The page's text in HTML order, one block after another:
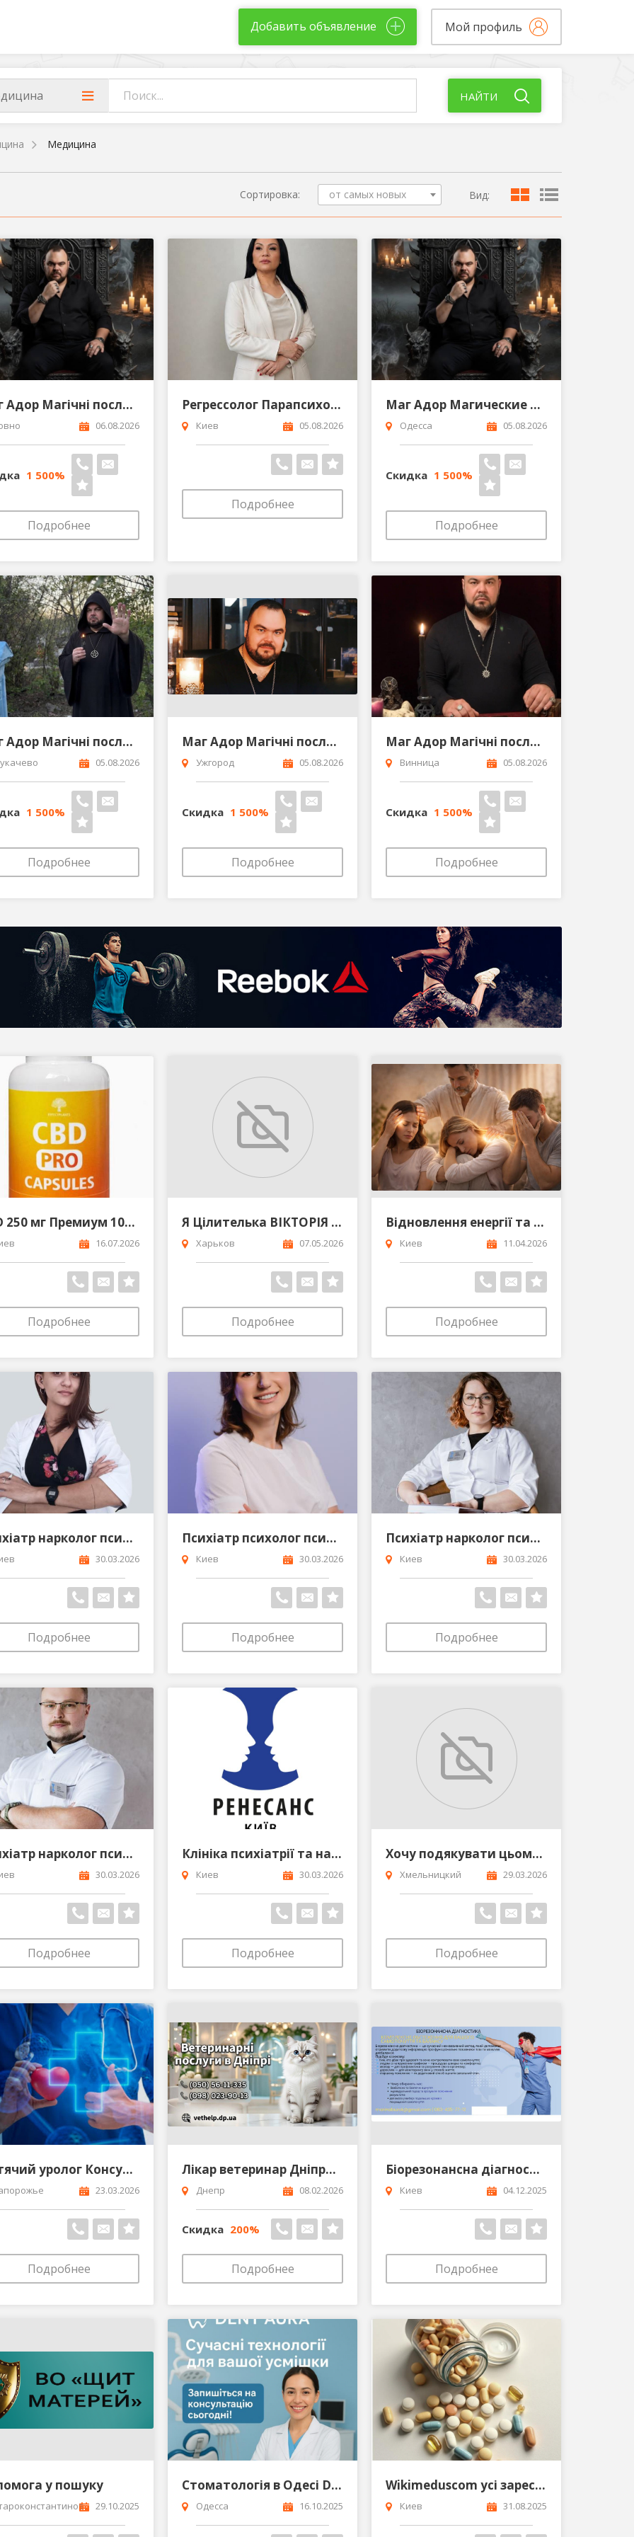
Добавить объявление Мой профиль
НАЙТИ
Медицина
Сортировка: от самых новых Вид:
Маг Адор Магічні послуги Сергія Кобзаря Рівне
06.08.2026
1 500%
Подробнее
Регрессолог Парапсихолог Гипнотерапевт Гипноз
Киев 05.08.2026
Подробнее
Маг Адор Магические услуги Сергей Кобзарь Одесса
Одесса 05.08.2026
Скидка 1 500%
Подробнее
Маг Адор Магічні послуги Сергій Кобзар Мукачево
05.08.2026
1 500%
Подробнее
Маг Адор Магічні послуги Сергій Кобзар Ужгород
Ужгород 05.08.2026
Скидка 1 500%
Подробнее
Маг Адор Магічні послуги Сергій Кобзар Вінниця
Винница 05.08.2026
Скидка 1 500%
Подробнее
CBD 250 мг Премиум 100 капсул Высокая концентрация для спокойствия и восстановления
16.07.2026
Подробнее
Я Цілителька ВІКТОРІЯ - допомога там де нема відповіді
Харьков 07.05.2026
Подробнее
Відновлення енергії та нормального самопочуття
Киев 11.04.2026
Подробнее
Психіатр нарколог психолог психотерапевт Стецюра Вікторія Олегівна
30.03.2026
Подробнее
Психіатр психолог психотерапевт Щербина Юлія Петрівна
Киев 30.03.2026
Подробнее
Психіатр нарколог психолог психотерапевт Безух Тетяна Андріївна
Киев 30.03.2026
Подробнее
Психіатр нарколог психолог психотерапевт Царук вген Григорович
30.03.2026
Подробнее
Клініка психіатрії та наркології РЕНЕСАНС - КИЇВ
Киев 30.03.2026
Подробнее
Хочу подякувати цьому діду
Хмельницкий 29.03.2026
Подробнее
Дитячий уролог Консультації on-line
23.03.2026
Подробнее
Лікар ветеринар Дніпро Кастрація на дому
Днепр 08.02.2026
Скидка 200%
Подробнее
Біорезонансна діагностика дізнайтесь про стан свого організму без болю і стресу
Киев 04.12.2025
Подробнее
у пошуку
29.10.2025
Стоматологія в Одесі Dent Aura
Одесса 16.10.2025
Wikimeduscom усі зарестровані ліки України безкоштовно
Киев 31.08.2025